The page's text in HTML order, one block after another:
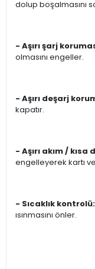
dolup boşalmasını
- Aşırı şarj
olmasını engeller.
- Aşırı deşarj
kapatır.
- Aşırı akım /
engelleyerek kartı
- Sıcaklık kontrolü:
ısınmasını önler.